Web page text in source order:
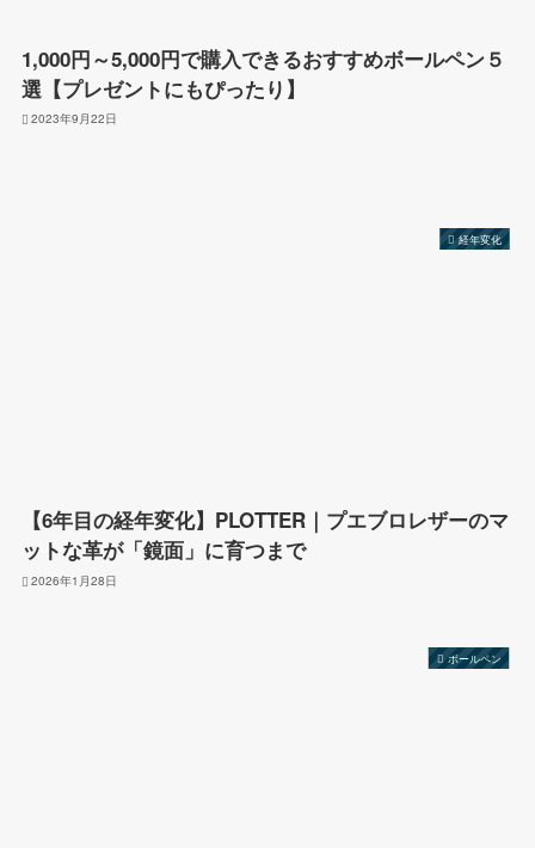
1,000円～5,000円で購入できるおすすめボールペン５
選【プレゼントにもぴったり】
2023年9月22日
経年変化
【6年目の経年変化】PLOTTER｜プエブロレザーのマ
ットな革が「鏡面」に育つまで
2026年1月28日
ボールペン